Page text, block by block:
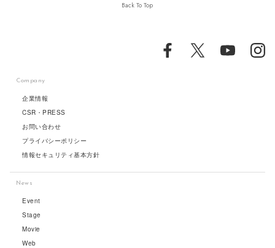
Back To Top
Company
企業情報
CSR・PRESS
お問い合わせ
プライバシーポリシー
情報セキュリティ基本方針
News
Event
Stage
Movie
Web